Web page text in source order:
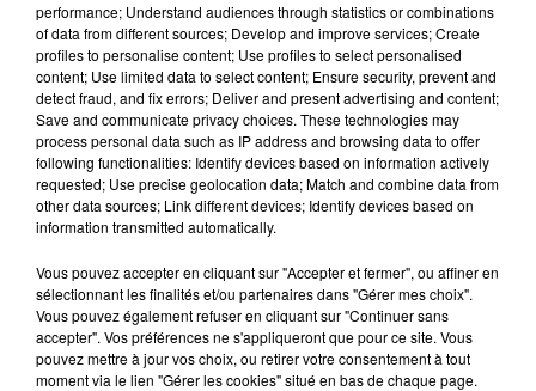
CYANOBACTÉRIES : LE PRÉFÊT PREND UN
ARRÊTÉ POUR LES ACTIVITÉS DE...
performance; Understand audiences through statistics or combinations
of data from different sources; Develop and improve services; Create
profiles to personalise content; Use profiles to select personalised
content; Use limited data to select content; Ensure security, prevent and
detect fraud, and fix errors; Deliver and present advertising and content;
Save and communicate privacy choices. These technologies may
process personal data such as IP address and browsing data to offer
following functionalities: Identify devices based on information actively
requested; Use precise geolocation data; Match and combine data from
other data sources; Link different devices; Identify devices based on
information transmitted automatically.
Vous pouvez accepter en cliquant sur "Accepter et fermer", ou affiner en
sélectionnant les finalités et/ou partenaires dans "Gérer mes choix".
Vous pouvez également refuser en cliquant sur "Continuer sans
accepter". Vos préférences ne s'appliqueront que pour ce site. Vous
pouvez mettre à jour vos choix, ou retirer votre consentement à tout
moment via le lien "Gérer les cookies" situé en bas de chaque page.